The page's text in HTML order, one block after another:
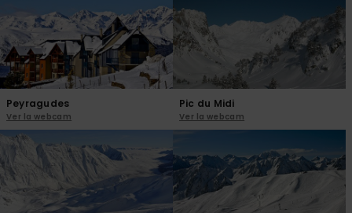
Peyragudes
Ver la webcam
Pic du Midi
Ver la webcam